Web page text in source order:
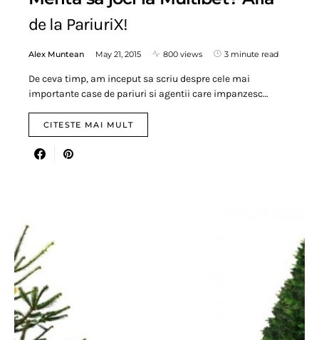
de la PariuriX!
Alex Muntean May 21, 2015 800 views 3 minute read
De ceva timp, am inceput sa scriu despre cele mai
importante case de pariuri si agentii care impanzesc…
CITESTE MAI MULT